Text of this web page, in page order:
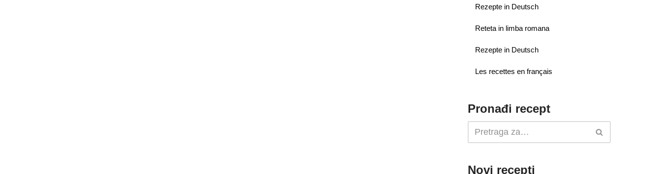
Rezepte in Deutsch
Reteta in limba romana
Rezepte in Deutsch
Les recettes en français
Pronađi recept
Novi recepti